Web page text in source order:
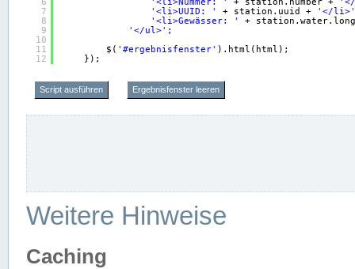
7
8
9
10
11
12
'<li>UUID: '
+ station.uuid +
'</li>'
'<li>Gewässer: '
+
'</ul>' ;
$( '#ergebnisfenster' ).html(html);
});
Script ausführen Ergebnisfenster leeren
Weitere Hinweise
Caching